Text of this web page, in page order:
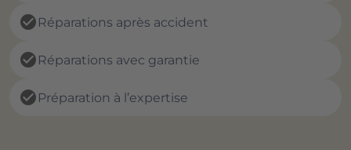
check_circle Réparations après accident
check_circle Réparations avec garantie
check_circle Préparation à l’expertise